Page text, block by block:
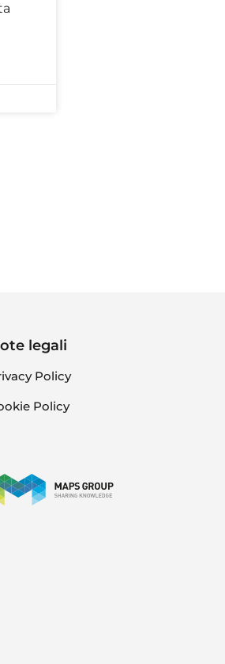
legali
Policy
Policy